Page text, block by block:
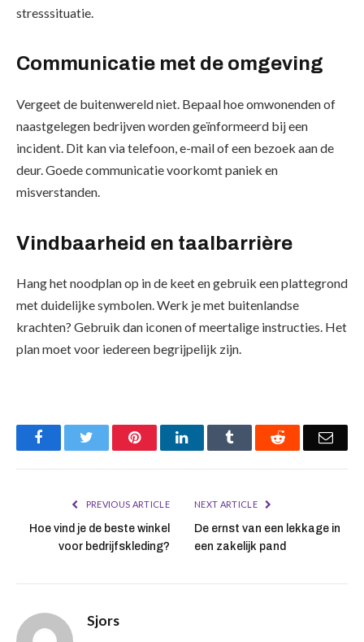
stresssituatie.
Communicatie met de omgeving
Vergeet de buitenwereld niet. Bepaal hoe omwonenden of
naastgelegen bedrijven worden geïnformeerd bij een
incident. Dit kan via telefoon, e-mail of een bezoek aan de
deur. Goede communicatie voorkomt paniek en
misverstanden.
Vindbaarheid en taalbarrière
Hang het noodplan op in de keet en gebruik een plattegrond
met duidelijke symbolen. Werk je met buitenlandse
krachten? Gebruik dan iconen of meertalige instructies. Het
plan moet voor iedereen begrijpelijk zijn.
FacebookTwitter PinterestLinkedIn Tumblr Reddit
PREVIOUS ARTICLE
Hoe vind je de beste winkel
voor bedrijfskleding?
NEXT ARTICLE
De ernst van een lekkage in
een zakelijk pand
Sjors